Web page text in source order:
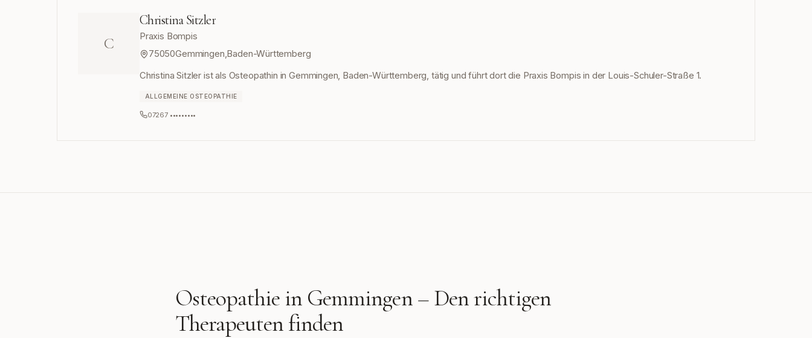
C
Christina Sitzler
Praxis Bompis
75050Gemmingen,Baden-Württemberg
Christina Sitzler ist als Osteopathin in Gemmingen, Baden-Württemberg, tätig und führt dort die Praxis Bompis in der Louis-Schuler-Straße 1.
ALLGEMEINE OSTEOPATHIE
07267 •••••••••
Osteopathie in Gemmingen– Den richtigen
Therapeuten finden